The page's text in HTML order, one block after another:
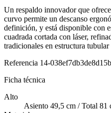
Un respaldo innovador que
curvo permite un descanso
definición, y está disponible con
cuadrada cortada con láser,
tradicionales en estructura
Referencia 14-
Ficha técnica
Alto
Asiento 49,5 cm / Total 81